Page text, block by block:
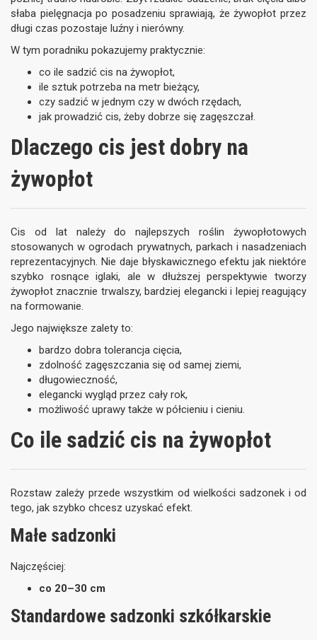
słaba pielęgnacja po posadzeniu sprawiają, że żywopłot przez
długi czas pozostaje luźny i nierówny.
W tym poradniku pokazujemy praktycznie:
co ile sadzić cis na żywopłot,
ile sztuk potrzeba na metr bieżący,
czy sadzić w jednym czy w dwóch rzędach,
jak prowadzić cis, żeby dobrze się zagęszczał.
Dlaczego cis jest dobry na
żywopłot
Cis od lat należy do najlepszych roślin żywopłotowych
stosowanych w ogrodach prywatnych, parkach i nasadzeniach
reprezentacyjnych. Nie daje błyskawicznego efektu jak niektóre
szybko rosnące iglaki, ale w dłuższej perspektywie tworzy
żywopłot znacznie trwalszy, bardziej elegancki i lepiej reagujący
na formowanie.
Jego największe zalety to:
bardzo dobra tolerancja cięcia,
zdolność zagęszczania się od samej ziemi,
długowieczność,
elegancki wygląd przez cały rok,
możliwość uprawy także w półcieniu i cieniu.
Co ile sadzić cis na żywopłot
Rozstaw zależy przede wszystkim od wielkości sadzonek i od
tego, jak szybko chcesz uzyskać efekt.
Małe sadzonki
Najczęściej:
co 20–30 cm
Standardowe sadzonki szkółkarskie